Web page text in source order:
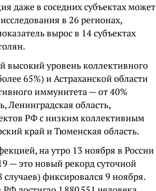
даже в соседних субъектах может
в 26 регионах,
вырос в 14 субъектах
высокий уровень коллективного
65%) и Астраханской области
иммунитета — от 40%
Ленинградская область,
РФ с низким коллективным
край и Тюменская область.
на утро 13 ноября в России
— это новый рекорд суточной
фиксировался 9 ноября.